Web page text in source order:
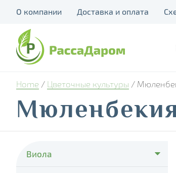
О компании Доставка и оплата
Home / Цветочные культуры /
Виола